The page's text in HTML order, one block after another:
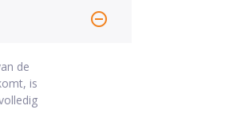
de
is